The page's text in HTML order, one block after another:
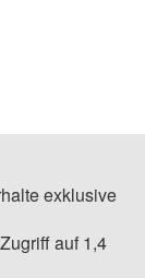
exklusive
auf 1,4